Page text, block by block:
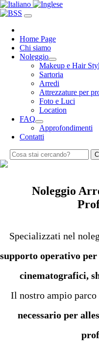
Home Page
Chi siamo
Noleggio
Makeup e Hair
Sartoria
Arredi
Attrezzature per
Foto e Luci
Location
FAQ
Approfondimenti
Contatti
Noleggio
Specializzati nel
supporto operativo
cinematografici,
Il nostro ampio
necessario per